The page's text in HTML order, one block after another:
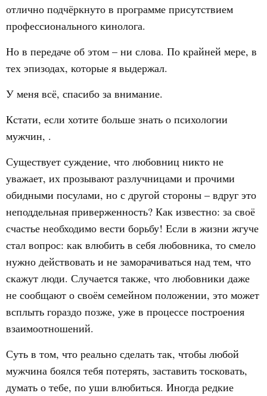
отлично подчёркнуто в программе присутствием
профессионального кинолога.
Но в передаче об этом – ни слова. По крайней мере, в
тех эпизодах, которые я выдержал.
У меня всё, спасибо за внимание.
Кстати, если хотите больше знать о психологии
мужчин, .
Существует суждение, что любовниц никто не
уважает, их прозывают разлучницами и прочими
обидными посулами, но с другой стороны – вдруг это
неподдельная приверженность? Как известно: за своё
счастье необходимо вести борьбу! Если в жизни жгуче
стал вопрос: как влюбить в себя любовника, то смело
нужно действовать и не заморачиваться над тем, что
скажут люди. Случается также, что любовники даже
не сообщают о своём семейном положении, это может
всплыть гораздо позже, уже в процессе построения
взаимоотношений.
Суть в том, что реально сделать так, чтобы любой
мужчина боялся тебя потерять, заставить тосковать,
думать о тебе, по уши влюбиться. Иногда редкие